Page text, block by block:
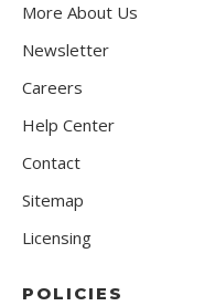
More About Us
Newsletter
Careers
Help Center
Contact
Sitemap
Licensing
POLICIES